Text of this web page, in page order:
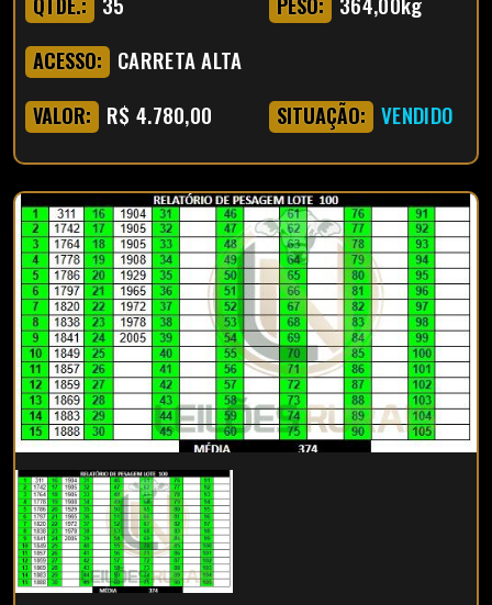
ACESSO: CARRETA ALTA
VALOR: R$ 4.780,00 SITUAÇÃO: VENDIDO